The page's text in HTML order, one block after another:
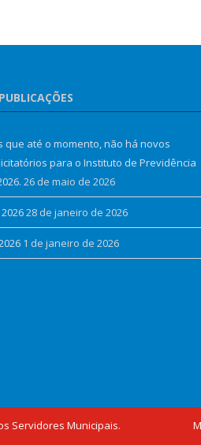
que até o momento, não há novos
para o Instituto de Previdência
26 de maio de 2026
202628 de janeiro de 2026
1 de janeiro de 2026
Servidores Municipais.